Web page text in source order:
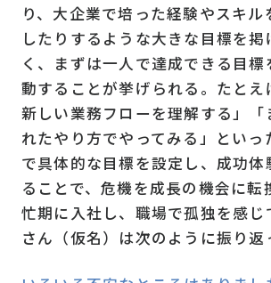
り、大企業で培った経験やスキル
したりするような大きな目標を掲
く、まずは一人で達成できる目標
動することが挙げられる。たとえ
新しい業務フローを理解する」「
れたやり方でやってみる」といっ
で具体的な目標を設定し、成功体
ることで、危機を成長の機会に転
忙期に入社し、職場で孤独を感じ
さん（仮名）は次のように振り返